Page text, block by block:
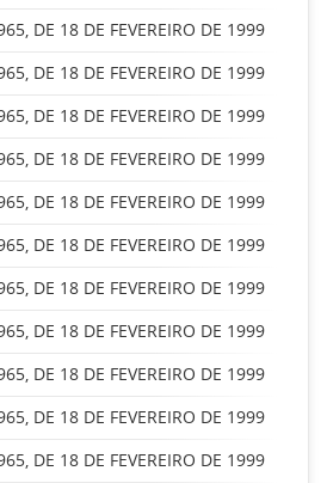
DE 18 DE FEVEREIRO DE 1999
DE 18 DE FEVEREIRO DE 1999
DE 18 DE FEVEREIRO DE 1999
DE 18 DE FEVEREIRO DE 1999
DE 18 DE FEVEREIRO DE 1999
DE 18 DE FEVEREIRO DE 1999
DE 18 DE FEVEREIRO DE 1999
DE 18 DE FEVEREIRO DE 1999
DE 18 DE FEVEREIRO DE 1999
DE 18 DE FEVEREIRO DE 1999
DE 18 DE FEVEREIRO DE 1999